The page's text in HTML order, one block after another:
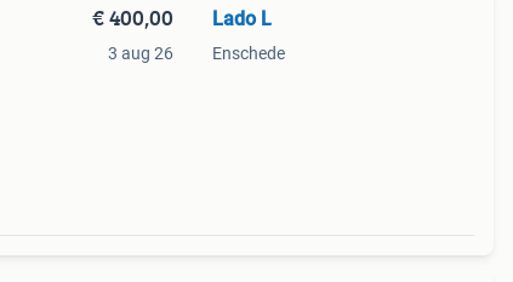
€ 400,00
3 aug 26
Lado L
Enschede